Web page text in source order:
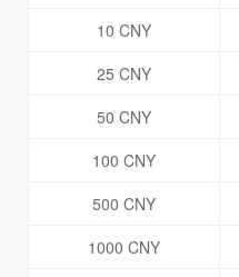
10 CNY
25 CNY
50 CNY
100 CNY
500 CNY
1000 CNY